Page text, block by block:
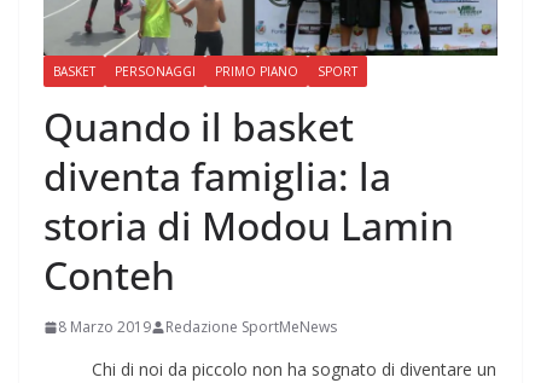
BASKET PERSONAGGI PRIMO PIANO SPORT
Quando il basket
diventa famiglia: la
storia di Modou Lamin
Conteh
8 Marzo 2019 Redazione SportMeNews
Chi di noi da piccolo non ha sognato di diventare un